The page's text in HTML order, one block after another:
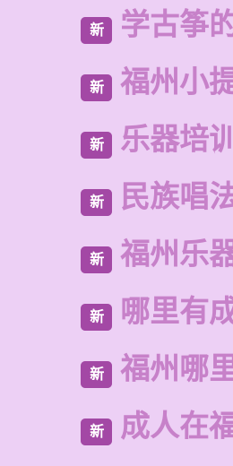
新 学古筝
新 福州小
新 乐器培
新 民族唱
新 福州乐
新 哪里有
新 福州哪
新 成人在